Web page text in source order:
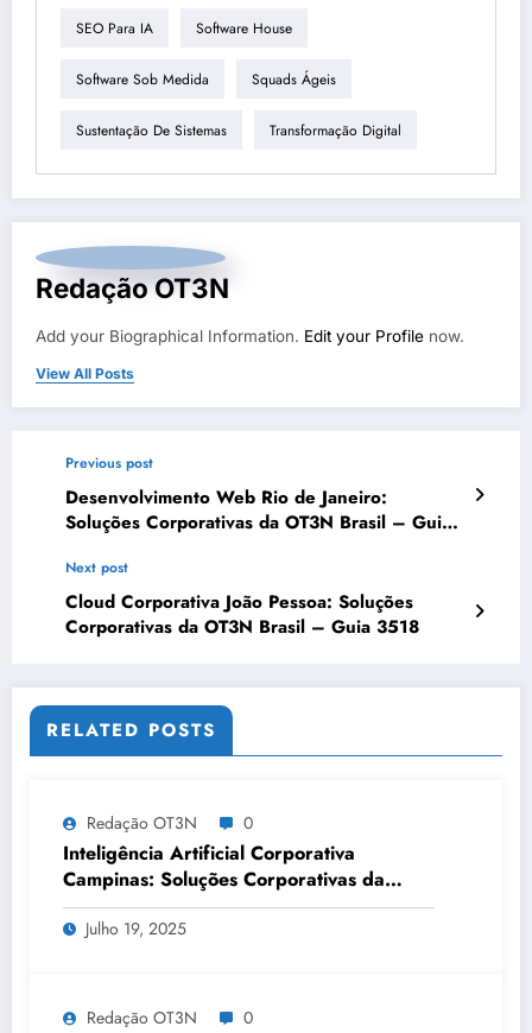
SEO Para IA Software House
Software Sob Medida Squads Ágeis
Sustentação De Sistemas Transformação Digital
Redação OT3N
Add your Biographical Information. Edit your Profile now.
View All Posts
Previous post
Desenvolvimento Web Rio de Janeiro:
Soluções Corporativas da OT3N Brasil – Guia
Next post
Cloud Corporativa João Pessoa: Soluções
Corporativas da OT3N Brasil – Guia 3518
RELATED POSTS
Redação OT3N 0
Inteligência Artificial Corporativa
Campinas: Soluções Corporativas da
OT3N Brasil – Guia 3083
Julho 19, 2025
Redação OT3N 0